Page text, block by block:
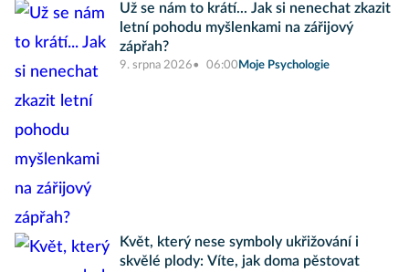
Už se nám to krátí... Jak si nenechat zkazit
letní pohodu myšlenkami na zářijový
zápřah?
9. srpna 2026 06:00 Moje Psychologie
Květ, který nese symboly ukřižování i
skvělé plody: Víte, jak doma pěstovat